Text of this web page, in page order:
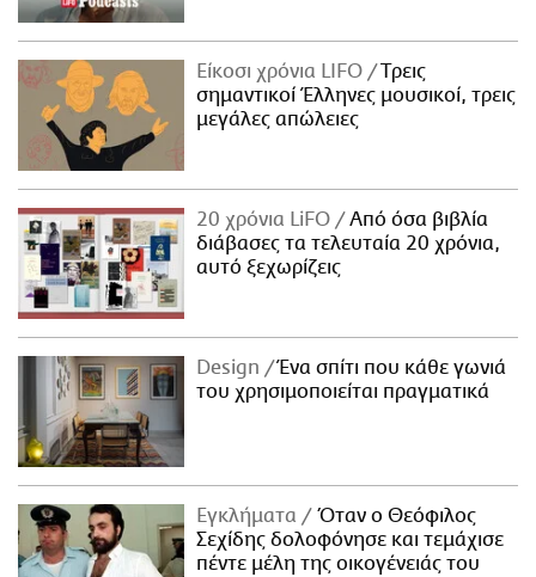
Είκοσι χρόνια LIFO
Tρεις
σημαντικοί Έλληνες μουσικοί, τρεις
μεγάλες απώλειες
20 χρόνια LiFO
Από όσα βιβλία
διάβασες τα τελευταία 20 χρόνια,
αυτό ξεχωρίζεις
Design
Ένα σπίτι που κάθε γωνιά
του χρησιμοποιείται πραγματικά
Εγκλήματα
Όταν ο Θεόφιλος
Σεχίδης δολοφόνησε και τεμάχισε
πέντε μέλη της οικογένειάς του